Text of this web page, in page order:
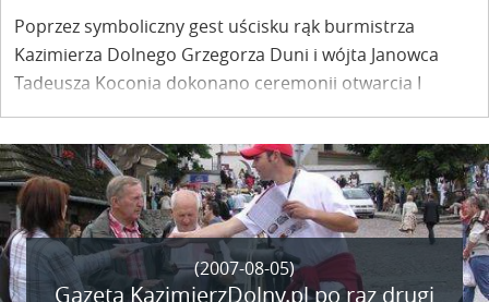
Poprzez symboliczny gest uścisku rąk burmistrza
Kazimierza Dolnego Grzegorza Duni i wójta Janowca
Tadeusza Koconia dokonano ceremonii otwarcia I
Festiwalu Filmu i Sztuki Dwa Brzegi. Dwie miejscowości
położone na przeciwległych brzegach Wisły połączyła –
mimo niskiego stanu wody w rzece – Dziesiąta Muza.
(2007-08-05)
Gazeta KazimierzDolny.pl po raz drugi